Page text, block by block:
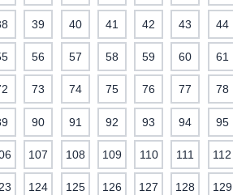
39 40 41 42 43 44
56 57 58 59 60 61
73 74 75 76 77 78
90 91 92 93 94 95
107 108 109 110 111 112
124 125 126 127 128 129